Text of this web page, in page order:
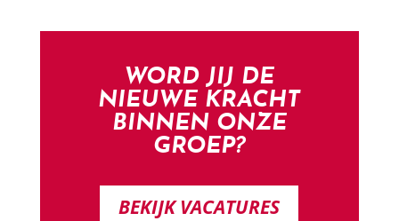
WORD JIJ DE
NIEUWE KRACHT
BINNEN ONZE
GROEP?
BEKIJK VACATURES